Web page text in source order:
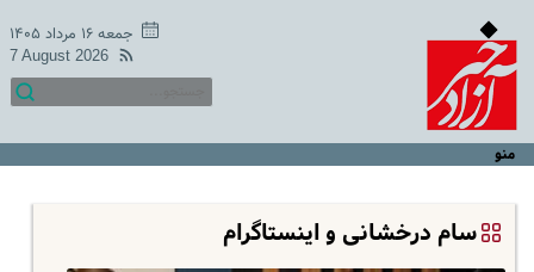
جمعه ۱۶ مرداد ۱۴۰۵
7 August 2026
منو
سام درخشانی و اینستاگرام